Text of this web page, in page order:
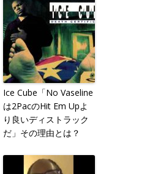
Ice Cube「No Vaseline
は2PacのHit Em Upよ
り良いディストラック
だ」その理由とは？